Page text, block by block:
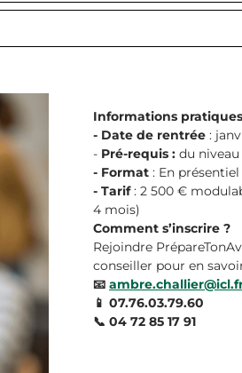
Informations
- Date de rentrée :
- Pré-requis : du
- Format : En
- Tarif: 2 500 €
4 mois)
Comment s’inscrire ?
Rejoindre
conseiller pour en
📧
📱 07.76.03.79.60
📞 04 72 85 17 91